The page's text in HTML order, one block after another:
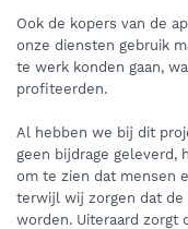
Ook de kopers van de
onze diensten gebruik
te werk konden gaan,
profiteerden.
Al hebben we bij dit
geen bijdrage geleverd,
om te zien dat mensen
terwijl wij zorgen dat de
worden. Uiteraard zorgt